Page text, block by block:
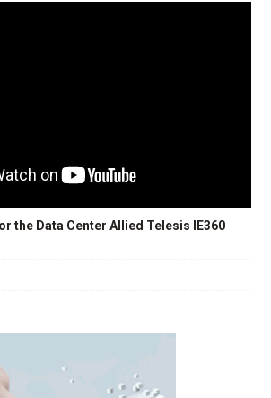
the Data Center Allied Telesis IE360